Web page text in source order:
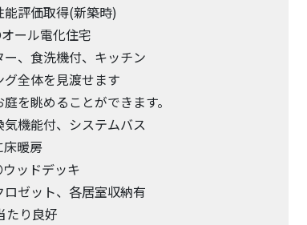
評価取得(新築時)
ール電化住宅
、食洗機付、キッチン
グ全体を見渡せます
を眺めることができます。
機能付、システムバス
床暖房
ッドデッキ
ゼット、各居室収納有
たり良好